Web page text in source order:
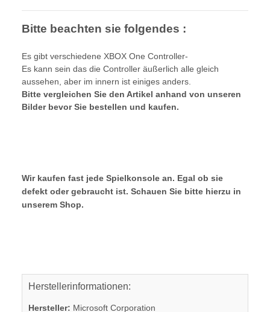
Bitte beachten sie folgendes :
Es gibt verschiedene XBOX One Controller-
Es kann sein das die Controller äußerlich alle gleich
aussehen, aber im innern ist einiges anders.
Bitte vergleichen Sie den Artikel anhand von unseren
Bilder bevor Sie bestellen und kaufen.
Wir kaufen fast jede Spielkonsole an. Egal ob sie
defekt oder gebraucht ist. Schauen Sie bitte hierzu in
unserem Shop.
Herstellerinformationen:
Hersteller: Microsoft Corporation